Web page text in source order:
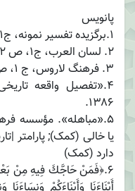
پانویس
1.برگزیده تفسیر نمونه، ج۱، ص: ۲۹۰
2. لسان العرب، ج۱، ص ۵۲۲
3. فرهنگ لاروس، ج ۱، ص: ۴۹۳
۱۳۸۶.
5.«مباهله». مؤسسه
یا خالی (کمک); پارامتر
دارد (کمک)
6.﴿فَمَنْ حَاجَّكَ فِيهِ مِنْ